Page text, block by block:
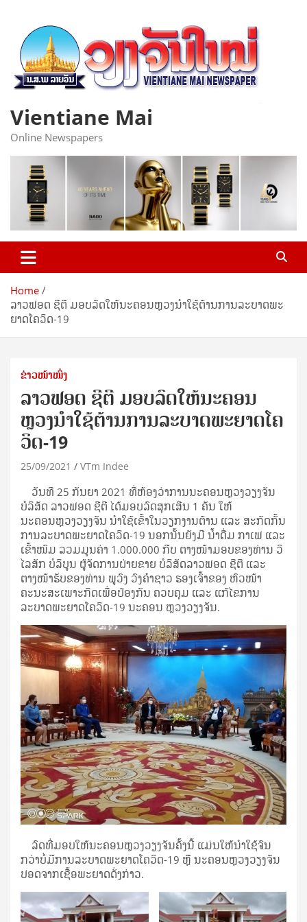
content
Vientiane Mai
Online Newspapers
Home
ລາວຟອດ ຊີຕີ ມອບລົດໃຫ້ນະຄອນຫຼວງນໍາໃຊ້ຕ້ານການລະບາດພະ
ຍາດໂຄວິດ-19
ຂ່າວໜ້າໜຶ່ງ
ລາວຟອດ ຊີຕີ ມອບລົດໃຫ້ນະຄອນ
ຫຼວງນໍາໃຊ້ຕ້ານການລະບາດພະຍາດໂຄ
ວິດ-19
25/09/2021 VTm Indee
ວັນທີ 25 ກັນຍາ 2021 ທີ່ຫ້ອງວ່າການນະຄອນຫຼວງວຽງຈັນ
ບໍລິສັດ ລາວຟອດ ຊີຕີ ໄດ້ມອບລົດສຸກເສີນ 1 ຄັນ ໃຫ້
ນະຄອນຫຼວງວຽງຈັນ ນໍາໃຊ້ເຂົ້າໃນວຽກງານຕ້ານ ແລະ ສະກັດກັ້ນ
ການລະບາດພະຍາດໂຄວິດ-19 ນອກນັ້ນຍັງມີ ນໍ້າດື່ມ ກາເຟ ແລະ
ເຂົ້າໜົມ ລວມມູນຄ່າ 1.000.000 ກີບ ຕາງໜ້າມອບຂອງທ່ານ ວິ
ໄລສັກ ບໍລິບູນ ຜູ້ຈັດການຝ່າຍຂາຍ ບໍລິສັດລາວຟອດ ຊີຕີ ແລະ
ຕາງໜ້າຮັບຂອງທ່ານ ພູວົງ ວົງຄໍາຊາວ ຮອງເຈົ້າຂອງ ຫົວໜ້າ
ຄະນະສະເພາະກິດເພື່ອປ້ອງກັນ ຄວບຄຸມ ແລະ ແກ້ໄຂການ
ລະບາດພະຍາດໂຄວິດ-19 ນະຄອນ ຫຼວງວຽງຈັນ.
ລົດທີ່ມອບໃຫ້ນະຄອນຫຼວງວຽງຈັນຄັ້ງນີ້ ແມ່ນໃຫ້ນໍາໃຊ້ຈົນ
ກວ່າບໍ່ມີການລະບາດພະຍາດໂຄວິດ-19 ຫຼື ນະຄອນຫຼວງວຽງຈັນ
ປອດຈາກເຊື້ອພະຍາດດັ່ງກ່າວ.